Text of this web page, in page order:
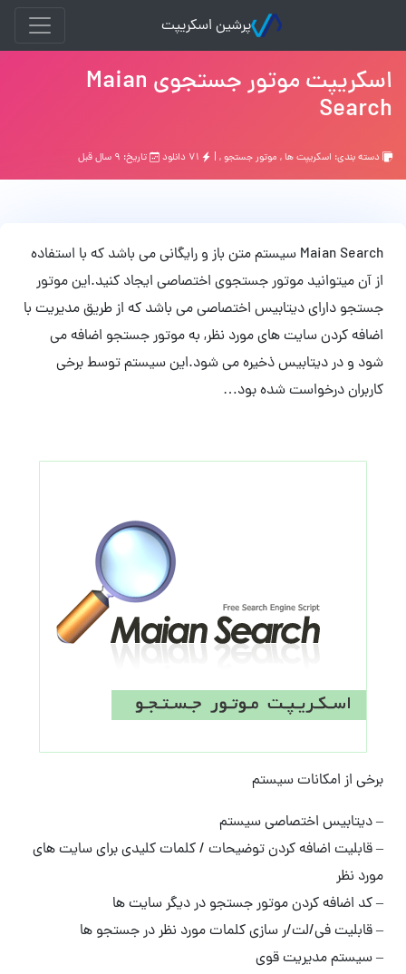
پرشین اسکریپت
اسکریپت موتور جستجوی Maian
Search
دسته بندی: اسکریپت ها, موتور جستجو, | تاریخ: ۹ سال قبل
Maian Search سیستم متن باز و رایگانی می باشد که با استفاده
از آن میتوانید موتور جستجوی اختصاصی ایجاد کنید.این موتور
جستجو دارای دیتابیس اختصاصی می باشد که از طریق مدیریت با
اضافه کردن سایت های مورد نظر, به موتور جستجو اضافه می
شود و در دیتابیس ذخیره می شود.این سیستم توسط برخی
کاربران درخواست شده بود…
برخی از امکانات سیستم
– دیتابیس اختصاصی سیستم
– قابلیت اضافه کردن توضیحات / کلمات کلیدی برای سایت های
مورد نظر
– کد اضافه کردن موتور جستجو در دیگر سایت ها
– قابلیت فی/لت/ر سازی کلمات مورد نظر در جستجو ها
– سیستم مدیریت قوی